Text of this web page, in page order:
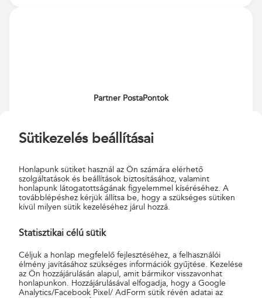
Partner PostaPontok
POSTAPONT WEBSHOP SEGÉDANYAGOK
Sütikezelés beállításai
Honlapunk sütiket használ az Ön számára elérhető
szolgáltatások és beállítások biztosításához, valamint
honlapunk látogatottságának figyelemmel kíséréséhez. A
továbblépéshez kérjük állítsa be, hogy a szükséges sütiken
kívül milyen sütik kezeléséhez járul hozzá.
Statisztikai célú sütik
Céljuk a honlap megfelelő fejlesztéséhez, a felhasználói
élmény javításához szükséges információk gyűjtése. Kezelése
az Ön hozzájárulásán alapul, amit bármikor visszavonhat
honlapunkon. Hozzájárulásával elfogadja, hogy a Google
Analytics/Facebook Pixel/ AdForm sütik révén adatai az